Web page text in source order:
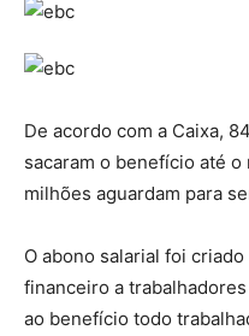
De acordo com a Caixa,
sacaram o benefício até o
milhões aguardam para
O abono salarial foi
financeiro a
ao benefício todo